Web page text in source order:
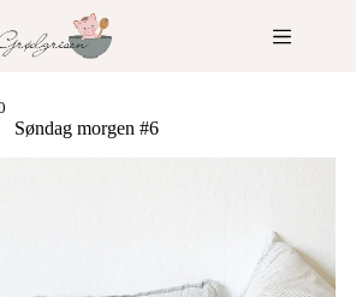
Søndag morgen #6